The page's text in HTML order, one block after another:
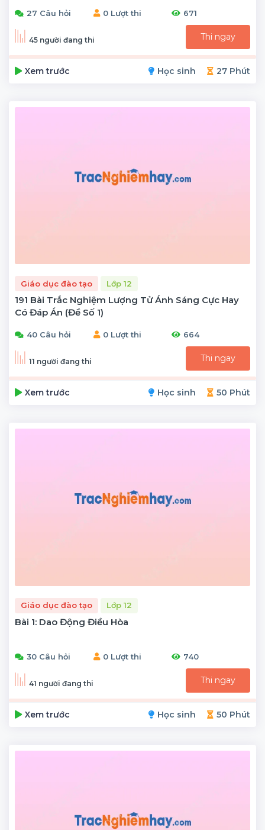
27 Câu hỏi 0 Lượt thi 671
45 người đang thi Thi ngay
Xem trước Học sinh 27 Phút
Giáo dục đào tạo Lớp 12
191 Bài Trắc Nghiệm Lượng Tử Ánh Sáng Cực Hay
Có Đáp Án (đề Số 1)
40 Câu hỏi 0 Lượt thi 664
11 người đang thi Thi ngay
Xem trước Học sinh 50 Phút
Giáo dục đào tạo Lớp 12
Bài 1: Dao Động Điều Hòa
30 Câu hỏi 0 Lượt thi 740
41 người đang thi Thi ngay
Xem trước Học sinh 50 Phút